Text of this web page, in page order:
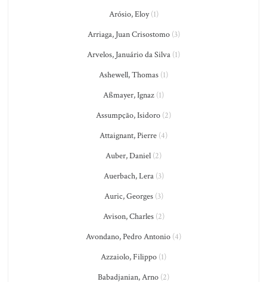
Arósio, Eloy(1)
Arriaga, Juan Crisostomo(3)
Arvelos, Januário da Silva (1)
Ashewell, Thomas (1)
Aßmayer, Ignaz (1)
Assumpção, Isidoro (2)
Attaignant, Pierre (4)
Auber, Daniel (2)
Auerbach, Lera(3)
Auric, Georges(3)
Avison, Charles(2)
Avondano, Pedro Antonio (4)
Azzaiolo, Filippo (1)
Babadjanian, Arno (2)